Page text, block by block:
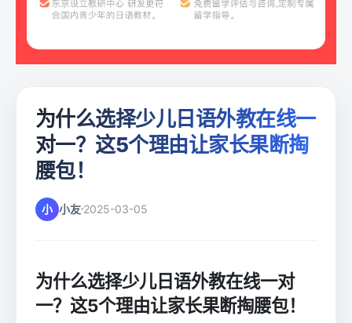
为什么选择少儿日语外教在线一
对一？这5个理由让家长果断掏
腰包！
小 小友 2025-03-05
为什么选择少儿日语外教在线一对
一？这5个理由让家长果断掏腰包！